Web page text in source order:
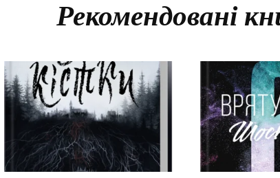
Рекомендовані